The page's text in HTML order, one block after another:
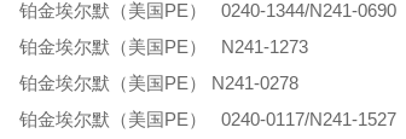
铂金埃尔默（美国PE） 0240-1344/N241-0690
铂金埃尔默（美国PE） N241-1273
铂金埃尔默（美国PE） N241-0278
铂金埃尔默（美国PE） 0240-0117/N241-1527